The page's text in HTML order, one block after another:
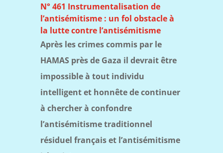
N° 461 Instrumentalisation de
l’antisémitisme : un fol obstacle à
la lutte contre l’antisémitisme
Après les crimes commis par le
HAMAS près de Gaza il devrait être
impossible à tout individu
intelligent et honnête de continuer
à chercher à confondre
l’antisémitisme traditionnel
résiduel français et l’antisémitisme